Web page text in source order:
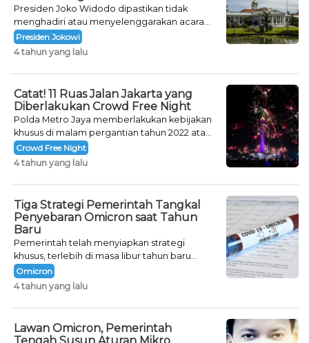
Presiden Joko Widodo dipastikan tidak
menghadiri atau menyelenggarakan acara
khusus untuk mengisi malam pergantian
tahun.
Presiden Jokowi
4 tahun yang lalu
Catat! 11 Ruas Jalan Jakarta yang
Diberlakukan Crowd Free Night
Polda Metro Jaya memberlakukan kebijakan
khusus di malam pergantian tahun 2022 atau
Crowd Free Night selama dua hari.
Crowd Free Night
4 tahun yang lalu
Tiga Strategi Pemerintah Tangkal
Penyebaran Omicron saat Tahun
Baru
Pemerintah telah menyiapkan strategi
khusus, terlebih di masa libur tahun baru
seperti saat ini.
Omicron
4 tahun yang lalu
Lawan Omicron, Pemerintah
Tengah Susun Aturan Mikro